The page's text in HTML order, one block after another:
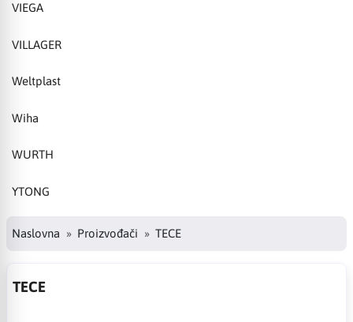
VIEGA
VILLAGER
Weltplast
Wiha
WURTH
YTONG
Naslovna Proizvođači TECE
TECE